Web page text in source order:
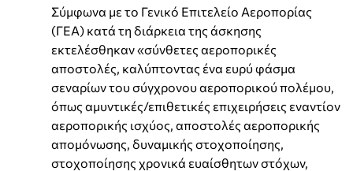
Σύμφωνα με το Γενικό Επιτελείο Αεροπορίας
(ΓΕΑ) κατά τη διάρκεια της άσκησης
εκτελέσθηκαν «σύνθετες αεροπορικές
αποστολές, καλύπτοντας ένα ευρύ φάσμα
σεναρίων του σύγχρονου αεροπορικού πολέμου,
όπως αμυντικές/επιθετικές επιχειρήσεις εναντίον
αεροπορικής ισχύος, αποστολές αεροπορικής
απομόνωσης, δυναμικής στοχοποίησης,
στοχοποίησης χρονικά ευαίσθητων στόχων,